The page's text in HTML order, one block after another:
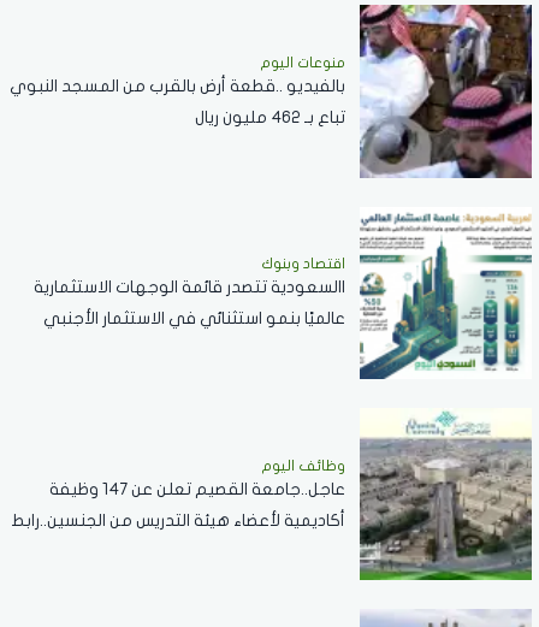
منوعات اليوم
بالفيديو ..قطعة أرض بالقرب من المسجد النبوي
تباع بـ 462 مليون ريال
اقتصاد وبنوك
االسعودية تتصدر قائمة الوجهات الاستثمارية
عالميًا بنمو استثنائي في الاستثمار الأجنبي
وظائف اليوم
عاجل..جامعة القصيم تعلن عن 147 وظيفة
أكاديمية لأعضاء هيئة التدريس من الجنسين..رابط